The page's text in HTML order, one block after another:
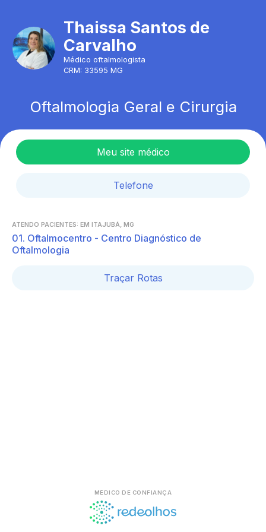
Thaissa Santos de
Carvalho
Médico oftalmologista
CRM: 33595 MG
Oftalmologia Geral e Cirurgia
Meu site médico
Telefone
ATENDO PACIENTES: EM ITAJUBÁ, MG
01. Oftalmocentro - Centro Diagnóstico de
Oftalmologia
Traçar Rotas
MÉDICO DE CONFIANÇA